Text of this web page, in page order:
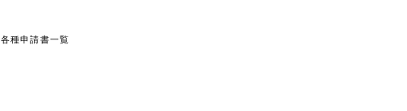
各種申請書一覧